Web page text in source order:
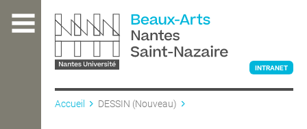
contenu
INTRANET
Accueil DESSIN (Nouveau)